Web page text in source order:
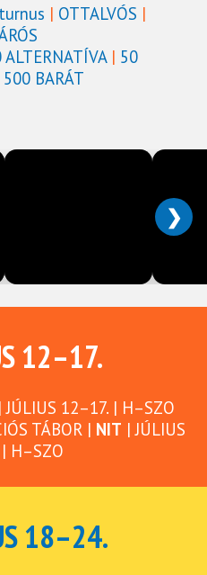
| OTTALVÓS |
ALTERNATÍVA| 50
500 BARÁT
❯
12–17.
| JÚLIUS 12–17. | H–SZO
TÁBOR | NIT | JÚLIUS
H–SZO
18–24.